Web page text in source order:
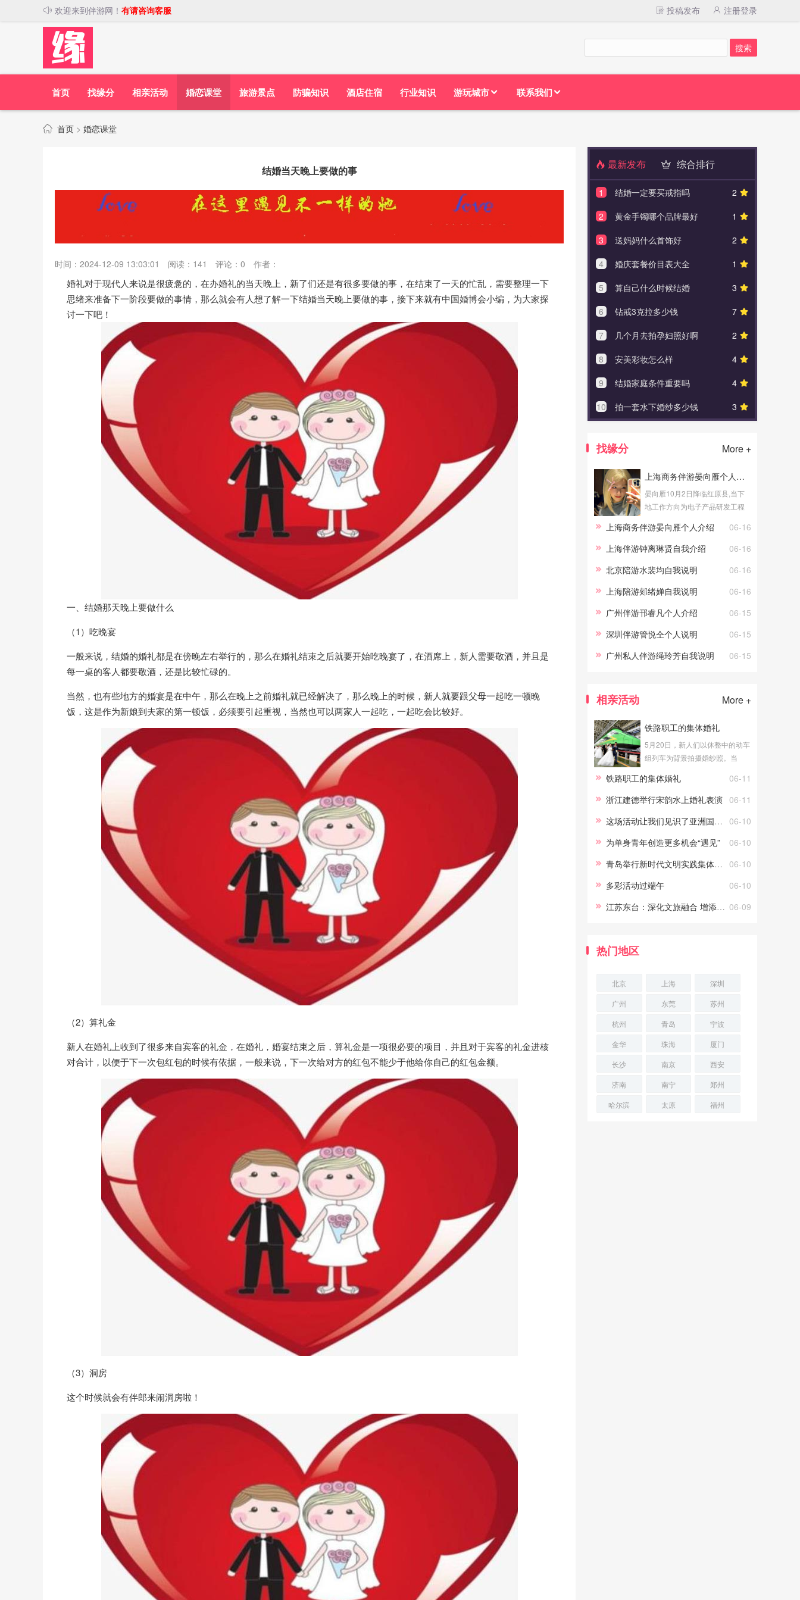
欢迎来到伴游网！ 有请咨询客服 投稿发布 注册登录
首页 找缘分 相亲活动 婚恋课堂 旅游景点 防骗知识 酒店住宿 行业知识 游玩城市 联系我们
首页 > 婚恋课堂
结婚当天晚上要做的事
时间：2024-12-09 13:03:01 阅读： 141 评论： 0 作者：
婚礼对于现代人来说是很疲惫的，在办婚礼的当天晚上，新了们还是有很多要做的事，在结束了一天的忙乱，需要整理一下
思绪来准备下一阶段要做的事情，那么就会有人想了解一下结婚当天晚上要做的事，接下来就有中国婚博会小编，为大家探
讨一下吧！
一、结婚那天晚上要做什么
（1）吃晚宴
一般来说，结婚的婚礼都是在傍晚左右举行的，那么在婚礼结束之后就要开始吃晚宴了，在酒席上，新人需要敬酒，并且是
每一桌的客人都要敬酒，还是比较忙碌的。
当然，也有些地方的婚宴是在中午，那么在晚上之前婚礼就已经解决了，那么晚上的时候，新人就要跟父母一起吃一顿晚
饭，这是作为新娘到夫家的第一顿饭，必须要引起重视，当然也可以两家人一起吃，一起吃会比较好。
（2）算礼金
新人在婚礼上收到了很多来自宾客的礼金，在婚礼，婚宴结束之后，算礼金是一项很必要的项目，并且对于宾客的礼金进核
对合计，以便于下一次包红包的时候有依据，一般来说，下一次给对方的红包不能少于他给你自己的红包金额。
（3）洞房
这个时候就会有伴郎来闹洞房啦！
最新发布 综合排行
2
1
结婚一定要买戒指吗
1
2
黄金手镯哪个品牌最好
2
3
送妈妈什么首饰好
1
4
婚庆套餐价目表大全
3
5
算自己什么时候结婚
7
6
钻戒3克拉多少钱
2
7
几个月去拍孕妇照好啊
4
8
安美彩妆怎么样
4
9
结婚家庭条件重要吗
3
10 拍一套水下婚纱多少钱
找缘分 More +
上海商务伴游晏向雁个人介绍
晏向雁10月2日降临红原县,当下
地工作方向为电子产品研发工程
事务。
06-16
上海商务伴游晏向雁个人介绍
06-16
上海伴游钟离琳贤自我介绍
06-16
北京陪游水裴均自我说明
06-16
上海陪游郏绪婵自我说明
06-15
广州伴游邗睿凡个人介绍
06-15
深圳伴游管悦仝个人说明
06-15
广州私人伴游绳玲芳自我说明
相亲活动 More +
铁路职工的集体婚礼
5月20日，新人们以休整中的动车
组列车为背景拍摄婚纱照。当
司为公司50对新人举行了集体婚
礼。新华社记者 许雄/摄
06-11
铁路职工的集体婚礼
06-11
浙江建德举行宋韵水上婚礼表演
06-10
这场活动让我们见识了亚洲国家各具特色的婚俗文化
06-10
为单身青年创造更多机会“遇见”
06-10
青岛举行新时代文明实践集体婚礼
06-10
多彩活动过端午
06-09
江苏东台：深化文旅融合 增添发展动能
热门地区
北京 上海
深圳
广州
东莞
苏州
杭州
青岛
宁波
金华
珠海
厦门
长沙
南京
西安
济南
南宁
郑州
哈尔滨
太原 福州